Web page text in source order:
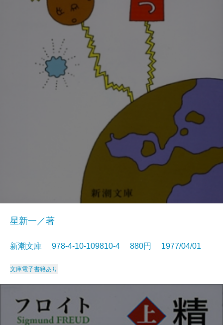
星新一／著
新潮文庫 978-4-10-109810-4 880円 1977/04/01
文庫電子書籍あり